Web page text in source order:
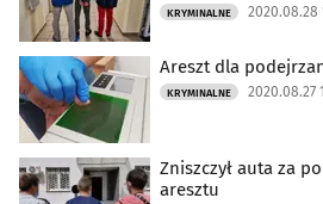
KRYMINALNE 2020.08.28
Areszt dla
KRYMINALNE 2020.08.27
Zniszczył auta za
aresztu